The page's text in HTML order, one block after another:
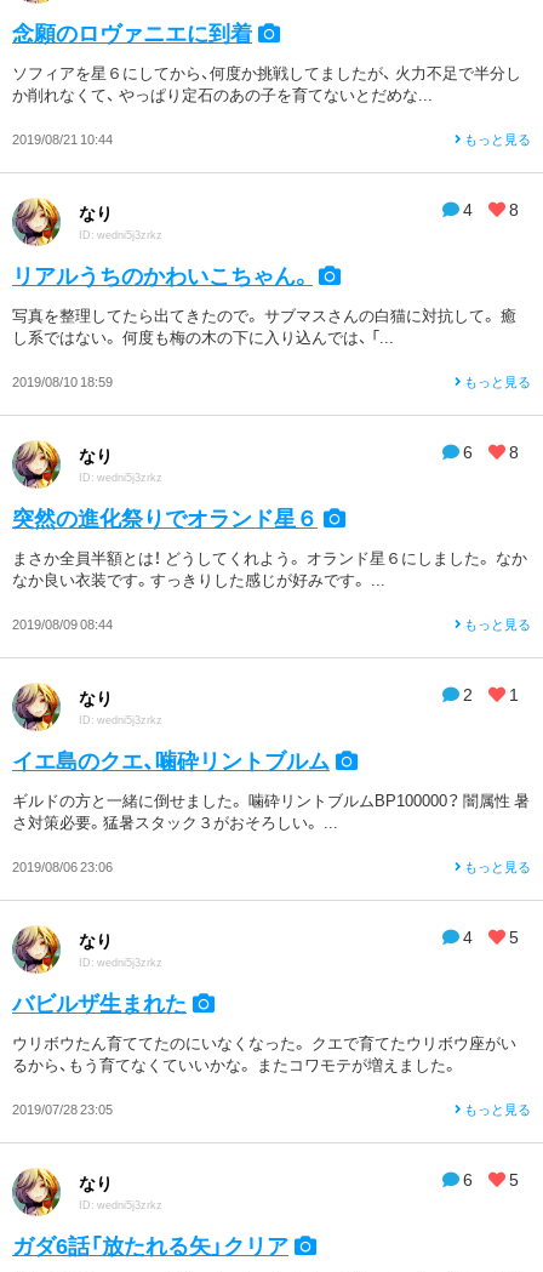
念願のロヴァニエに到着
ソフィアを星６にしてから、何度か挑戦してましたが、 火力不足で半分し
か削れなくて、 やっぱり定石のあの子を育てないとだめな...
2019/08/21 10:44 もっと見る
4 8
なり
ID: wedni5j3zrkz
リアルうちのかわいこちゃん。
写真を整理してたら出てきたので。 サブマスさんの白猫に対抗して。 癒
し系ではない。 何度も梅の木の下に入り込んでは、 「...
2019/08/10 18:59 もっと見る
6 8
なり
ID: wedni5j3zrkz
突然の進化祭りでオランド星６
まさか全員半額とは！ どうしてくれよう。 オランド星６にしました。 なか
なか良い衣装です。すっきりした感じが好みです。 ...
2019/08/09 08:44 もっと見る
2 1
なり
ID: wedni5j3zrkz
イエ島のクエ、噛砕リントブルム
ギルドの方と一緒に倒せました。 噛砕リントブルムBP100000？ 闇属性 暑
さ対策必要。猛暑スタック３がおそろしい。 ...
2019/08/06 23:06 もっと見る
4 5
なり
ID: wedni5j3zrkz
バビルザ生まれた
ウリボウたん育ててたのにいなくなった。 クエで育てたウリボウ座がい
るから、もう育てなくていいかな。 またコワモテが増えました。
2019/07/28 23:05 もっと見る
6 5
なり
ID: wedni5j3zrkz
ガダ6話「放たれる矢」クリア